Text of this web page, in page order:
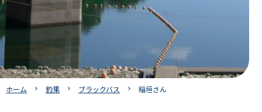
ホーム 釣果 ブラックバス 稲垣さん